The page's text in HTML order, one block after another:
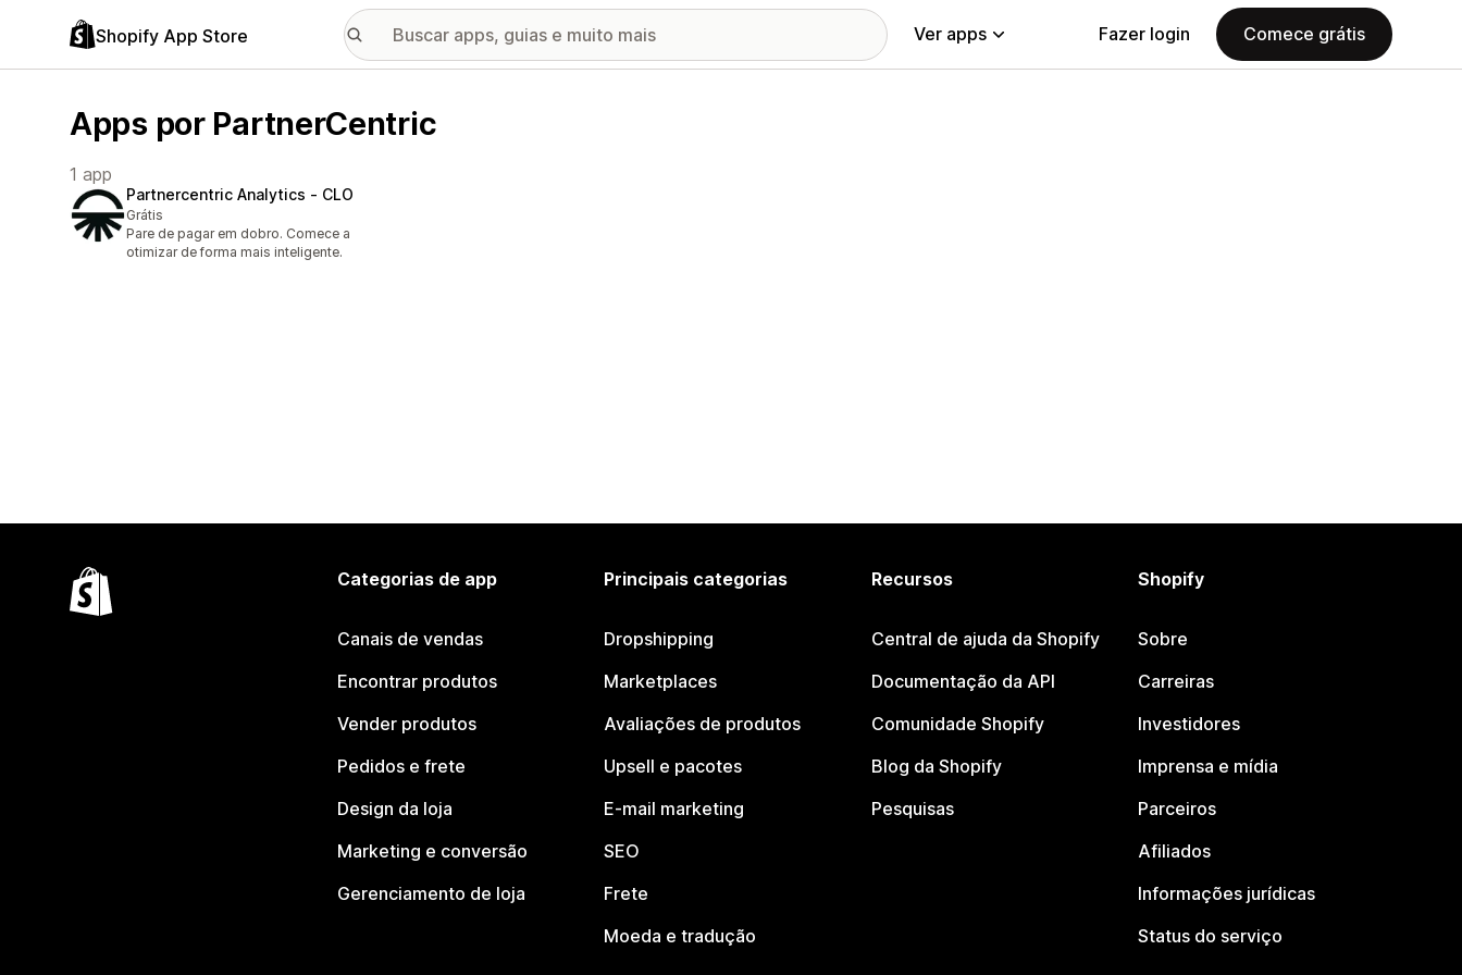
Shopify App Store Ver apps Fazer login Comece grátis
Apps por PartnerCentric
1 app
Partnercentric Analytics ‑ CLO
Grátis
Pare de pagar em dobro. Comece a
otimizar de forma mais inteligente.
Categorias de app
Canais de vendas
Encontrar produtos
Vender produtos
Pedidos e frete
Design da loja
Marketing e conversão
Gerenciamento de loja
Principais categorias
Dropshipping
Marketplaces
Avaliações de produtos
Upsell e pacotes
E-mail marketing
SEO
Frete
Moeda e tradução
Recursos
Central de ajuda da Shopify
Documentação da API
Comunidade Shopify
Blog da Shopify
Pesquisas
Shopify
Sobre
Carreiras
Investidores
Imprensa e mídia
Parceiros
Afiliados
Informações jurídicas
Status do serviço